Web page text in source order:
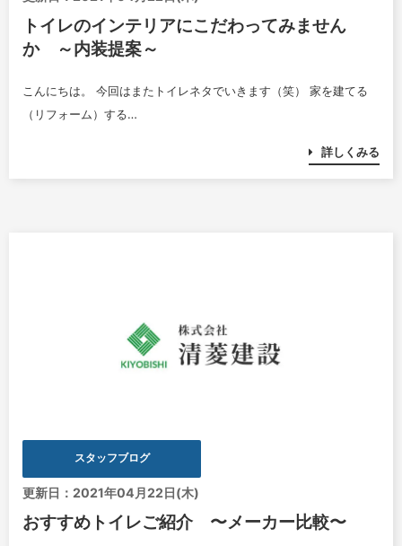
トイレのインテリアにこだわってみません
か ～内装提案～
こんにちは。 今回はまたトイレネタでいきます（笑） 家を建てる
（リフォーム）する…
詳しくみる
スタッフブログ
更新日：2021年04月22日(木)
おすすめトイレご紹介 〜メーカー比較〜